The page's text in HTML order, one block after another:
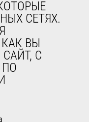
СЕТЯХ.
ВЫ
С